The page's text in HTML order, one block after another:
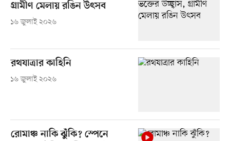
গ্রামীণ মেলায় রঙিন উৎসব
১৬ জুলাই ২০২৬
রথযাত্রার কাহিনি
১৬ জুলাই ২০২৬
রোমাঞ্চ নাকি ঝুঁকি? স্পেনে